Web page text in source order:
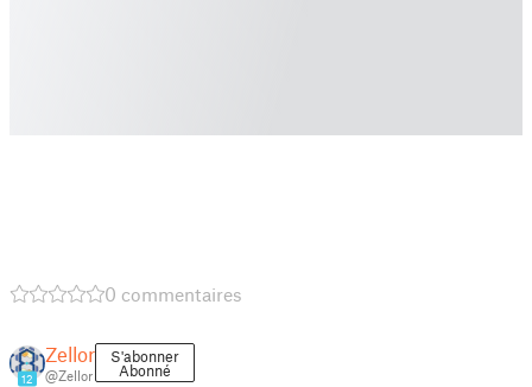
0 commentaires
12
Zellor
@Zellor
S'abonner
Abonné